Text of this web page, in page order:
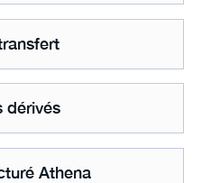
dérivés
Athena